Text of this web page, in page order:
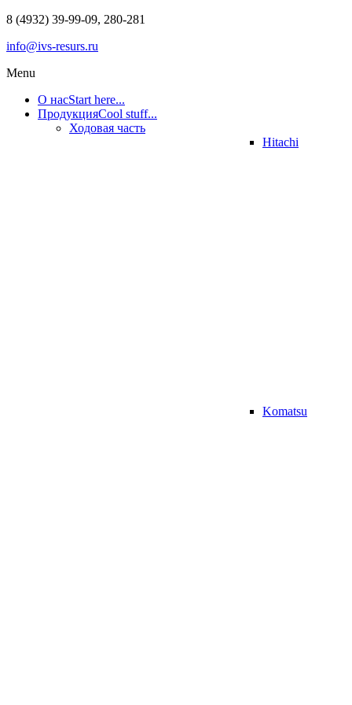
8 (4932) 39-99-09, 280-281
info@ivs-resurs.ru
Menu
О насStart here...
ПродукцияCool stuff...
Ходовая часть
Hitachi
Komatsu